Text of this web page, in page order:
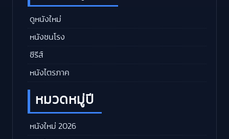
ดูหนังใหม่
หนังชนโรง
ซีรีส์
หนังไตรภาค
หมวดหมู่ปี
หนังใหม่ 2026